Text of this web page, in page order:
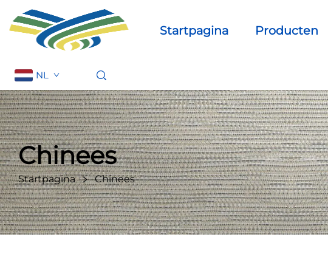
Startpagina Producten
NL
Chinees
Startpagina Chinees